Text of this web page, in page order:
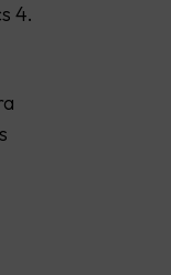
4.